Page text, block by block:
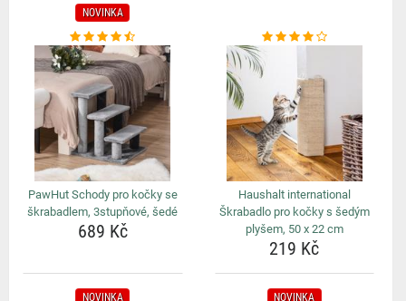
NOVINKA
PawHut Schody pro kočky se
škrabadlem, 3stupňové, šedé
689 Kč
Haushalt international
Škrabadlo pro kočky s šedým
plyšem, 50 x 22 cm
219 Kč
NOVINKA NOVINKA